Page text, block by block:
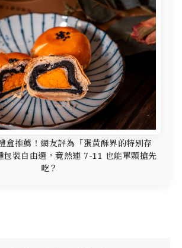
推薦！網友評為「蛋黃酥界的特別存
包裝自由選，竟然連 7-11 也能單顆搶先
吃？